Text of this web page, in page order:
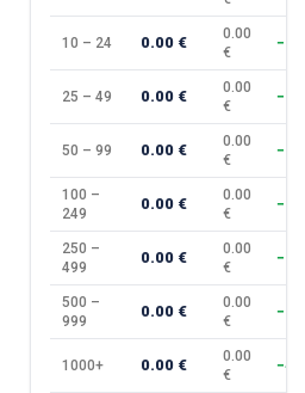
10 – 24 0.00 €
0.00
€
25 – 49 0.00 €
0.00
€
50 – 99 0.00 €
0.00
€
100 –
249
0.00 €
0.00
€
250 –
499
0.00 €
0.00
€
500 –
999
0.00 €
0.00
€
1000+ 0.00 €
0.00
€